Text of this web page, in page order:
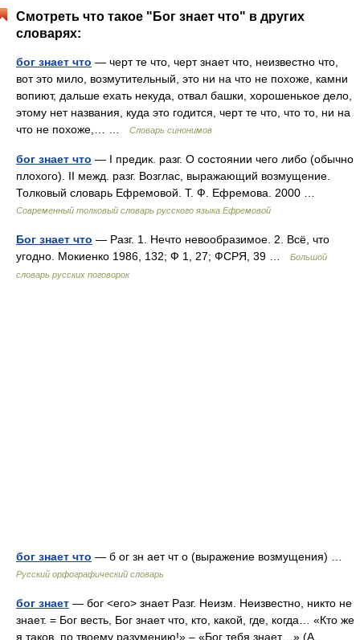
Смотреть что такое "Бог знает что" в других
словарях:
бог знает что — черт те что, черт знает что, неизвестно что,
вот это мило, возмутительный, это ни на что не похоже, камни
вопиют, дальше ехать некуда, отвал башки, хорошенькое дело,
этому нет названия, куда это годится, черт те что, что то, ни на
что не похоже,… …
Словарь синонимов
бог знает что — I предик. разг. О состоянии чего либо (обычно
плохого). II межд. разг. Возглас, выражающий возмущение.
Толковый словарь Ефремовой. Т. Ф. Ефремова. 2000 …
Современный толковый словарь русского языка Ефремовой
Бог знает что — Разг. 1. Нечто невообразимое. 2. Всё, что
угодно. Мокиенко 1986, 132; Ф 1, 27; ФСРЯ, 39 …
Большой
словарь русских поговорок
бог знает что — б ог зн ает чт о (выражение возмущения) …
Русский орфографический словарь
бог знает — бог <его> знает Разг. Неизм. Неизвестно, никто не
знает. = Бог весть, Бог знает что, кто, какой, где, когда… «Кто же
я таков, по твоему разумению!» – «Бог тебя знает…» (А.